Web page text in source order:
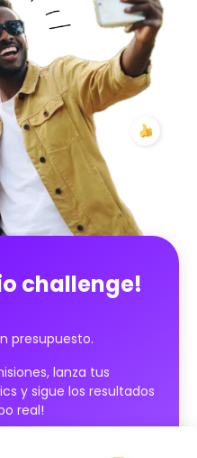
challenge!
presupuesto.
lanza tus
y sigue los resultados
real!